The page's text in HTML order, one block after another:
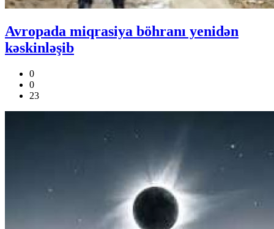
Avropada miqrasiya böhranı yenidən
kəskinləşib
0
0
23